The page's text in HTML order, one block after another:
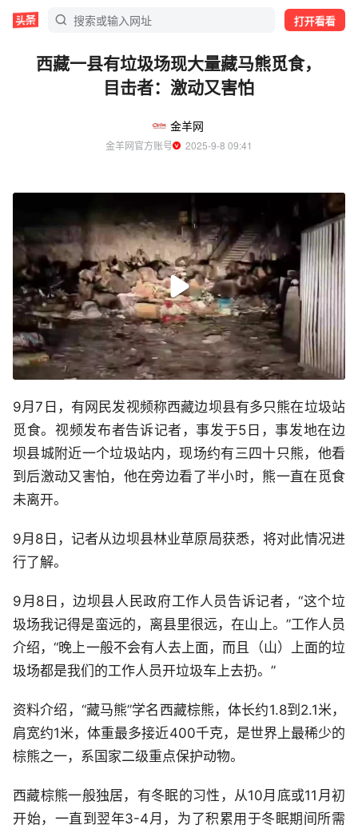
打开看看
西藏一县有垃圾场现大量藏马熊觅食，
目击者：激动又害怕
金羊网
金羊网官方账号
  2025-9-8 09:41
9月7日，有网民发视频称西藏边坝县有多只熊在垃圾站
觅食。视频发布者告诉记者，事发于5日，事发地在边
坝县城附近一个垃圾站内，现场约有三四十只熊，他看
到后激动又害怕，他在旁边看了半小时，熊一直在觅食
未离开。
9月8日，记者从边坝县林业草原局获悉，将对此情况进
行了解。
9月8日，边坝县人民政府工作人员告诉记者，“这个垃
圾场我记得是蛮远的，离县里很远，在山上。”工作人员
介绍，“晚上一般不会有人去上面，而且（山）上面的垃
圾场都是我们的工作人员开垃圾车上去扔。”
资料介绍，“藏马熊”学名西藏棕熊，体长约1.8到2.1米，
肩宽约1米，体重最多接近400千克，是世界上最稀少的
棕熊之一，系国家二级重点保护动物。
西藏棕熊一般独居，有冬眠的习性，从10月底或11月初
开始，一直到翌年3-4月，为了积累用于冬眠期间所需